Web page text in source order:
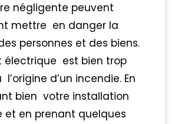
négligente peuvent
mettre en danger la
personnes et des biens.
électrique est bien trop
d’un incendie. En
bien votre installation
et en prenant quelques